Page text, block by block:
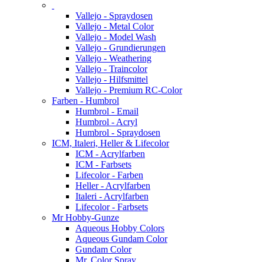
Vallejo - Spraydosen
Vallejo - Metal Color
Vallejo - Model Wash
Vallejo - Grundierungen
Vallejo - Weathering
Vallejo - Traincolor
Vallejo - Hilfsmittel
Vallejo - Premium RC-Color
Farben - Humbrol
Humbrol - Email
Humbrol - Acryl
Humbrol - Spraydosen
ICM, Italeri, Heller & Lifecolor
ICM - Acrylfarben
ICM - Farbsets
Lifecolor - Farben
Heller - Acrylfarben
Italeri - Acrylfarben
Lifecolor - Farbsets
Mr Hobby-Gunze
Aqueous Hobby Colors
Aqueous Gundam Color
Gundam Color
Mr. Color Spray